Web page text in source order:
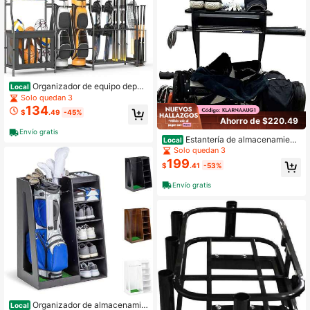
Local Organizador de equipo deport
ivo con ruedas y cestas para garaje
Solo quedan 3
$134.49 -45%
Envío gratis
Local Organizador de almacenamie
Ahorro de $220.49
Local Estantería de almacenamient
o para bolsa de golf individual
Solo quedan 3
$199.41 -53%
Envío gratis